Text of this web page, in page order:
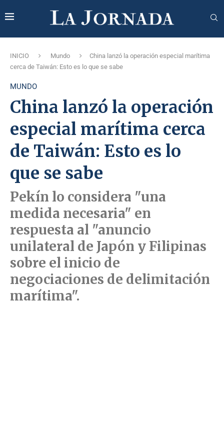
INICIO Mundo
China lanzó la operación especial marítima
cerca de Taiwán: Esto es lo que se sabe
MUNDO
China lanzó la operación
especial marítima cerca
de Taiwán: Esto es lo
que se sabe
Pekín lo considera "una
medida necesaria" en
respuesta al "anuncio
unilateral de Japón y Filipinas
sobre el inicio de
negociaciones de delimitación
marítima".